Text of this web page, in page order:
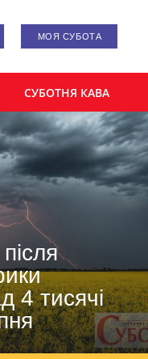
МОЯ СУБОТА
СУБОТНЯ КАВА
4 тисячі